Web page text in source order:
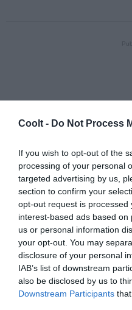
Coolt - Do Not Process
If you wish to opt-out of the
processing of your personal
targeted advertising by us,
section to confirm your
opt-out request is processed
interest-based ads based
us or personal information
your opt-out. You may
disclosure of your personal
IAB’s list of downstream
also be disclosed by us to
Downstream Participants